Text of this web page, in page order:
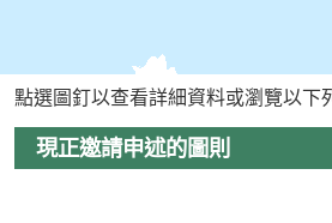
點選圖釘以查看詳細資料或瀏覽以下
現正邀請申述的圖則